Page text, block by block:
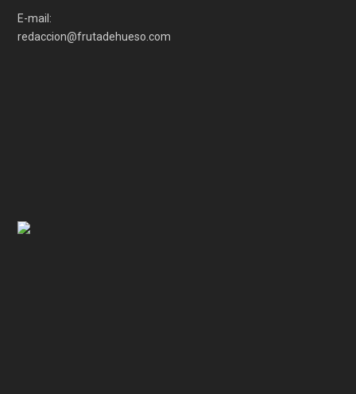
E-mail:
redaccion@frutadehueso.com